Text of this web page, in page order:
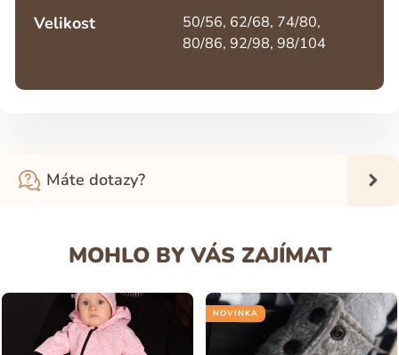
Velikost
50/56, 62/68, 74/80,
80/86, 92/98, 98/104
Máte dotazy?
MOHLO BY VÁS ZAJÍMAT
NOVINKA